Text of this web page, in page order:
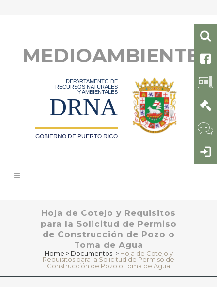
MEDIOAMBIENTE
DEPARTAMENTO DE
RECURSOS NATURALES
Y AMBIENTALES
DRNA
GOBIERNO DE PUERTO RICO
Hoja de Cotejo y Requisitos
para la Solicitud de Permiso
de Construcción de Pozo o
Toma de Agua
Home > Documentos > Hoja de Cotejo y
Requisitos para la Solicitud de Permiso de
Construcción de Pozo o Toma de Agua